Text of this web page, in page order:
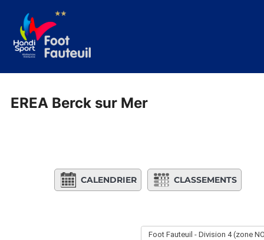
contenu
EREA Berck sur Mer
CALENDRIER CLASSEMENTS
Foot Fauteuil - Division 4 (zone